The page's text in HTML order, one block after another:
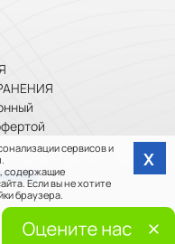
Разработка сайта
Х
сервисов и
содержащие
Если вы не хотите
браузера.